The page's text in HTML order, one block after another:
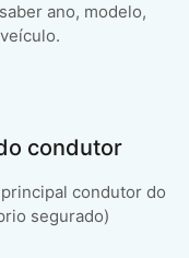
ano, modelo,
condutor
condutor do
segurado)